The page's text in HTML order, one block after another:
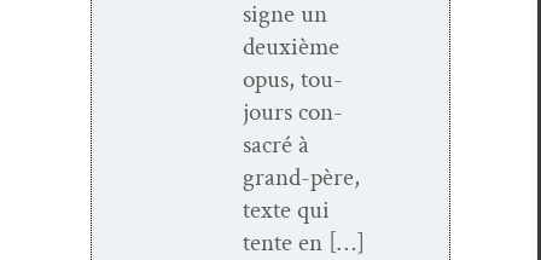
signe un
deux­ième
opus, tou­
jours con­
sacré à
grand-père,
texte qui
tente en […]